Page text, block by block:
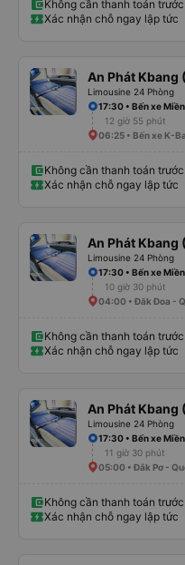
Không cần thanh toán trước
Xác nhận chỗ ngay lập tức
An Phát Kbang
Limousine 24 Phòng
17:30 • Bến xe
12 giờ 55 phút
06:25 • Bến xe K-
Không cần thanh toán trước
Xác nhận chỗ ngay lập tức
An Phát Kbang
Limousine 24 Phòng
17:30 • Bến xe
10 giờ 30 phút
04:00 • Đăk Đoa -
Không cần thanh toán trước
Xác nhận chỗ ngay lập tức
An Phát Kbang
Limousine 24 Phòng
17:30 • Bến xe
11 giờ 30 phút
05:00 • Đắk Pơ -
Không cần thanh toán trước
Xác nhận chỗ ngay lập tức